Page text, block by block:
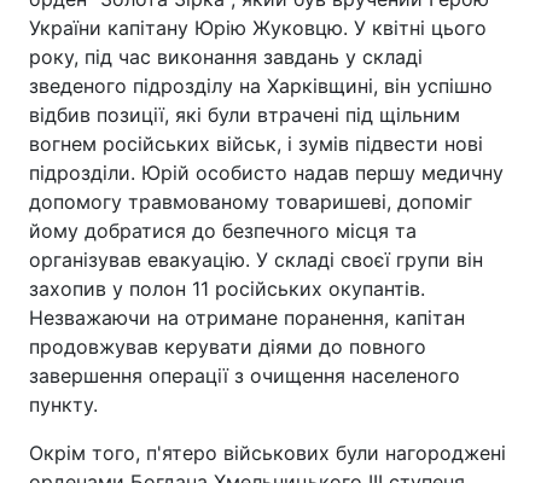
України капітану Юрію Жуковцю. У квітні цього
року, під час виконання завдань у складі
зведеного підрозділу на Харківщині, він успішно
відбив позиції, які були втрачені під щільним
вогнем російських військ, і зумів підвести нові
підрозділи. Юрій особисто надав першу медичну
допомогу травмованому товаришеві, допоміг
йому добратися до безпечного місця та
організував евакуацію. У складі своєї групи він
захопив у полон 11 російських окупантів.
Незважаючи на отримане поранення, капітан
продовжував керувати діями до повного
завершення операції з очищення населеного
пункту.
Окрім того, п'ятеро військових були нагороджені